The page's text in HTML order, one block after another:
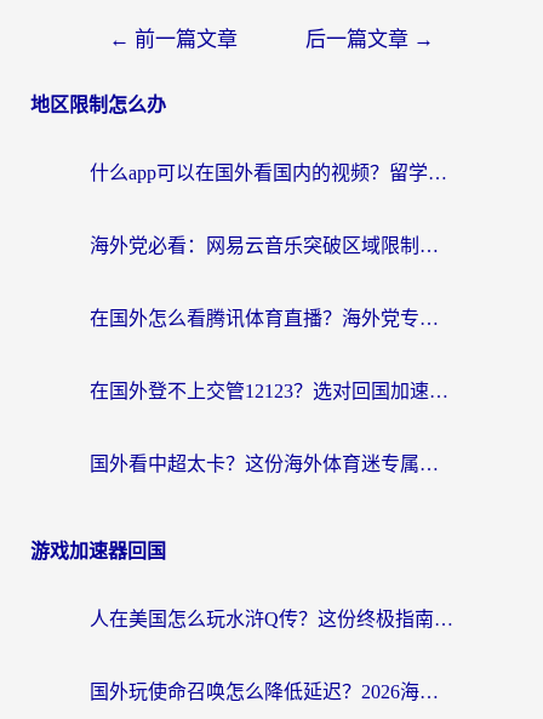
← 前一篇文章 后一篇文章 →
地区限制怎么办
什么app可以在国外看国内的视频？留学生亲测好用的回国加速器指南
海外党必看：网易云音乐突破区域限制，轻松听国内歌、刷喜马拉雅的正确姿势
在国外怎么看腾讯体育直播？海外党专属体育赛事观看指南（附避坑技巧）
在国外登不上交管12123？选对回国加速器，轻松解决海外访问国内资源难题
国外看中超太卡？这份海外体育迷专属的回国加速指南请收好
游戏加速器回国
人在美国怎么玩水浒Q传？这份终极指南帮你解决延迟和连接难题
国外玩使命召唤怎么降低延迟？2026海外国服游戏加速器终极指南（附实测推荐）